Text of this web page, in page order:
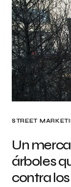
STREET
Un
árboles
contra